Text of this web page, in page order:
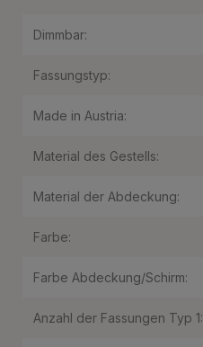
Dimmbar:
Fassungstyp:
Made in Austria:
Material des Gestells:
Material der Abdeckung:
Farbe:
Farbe Abdeckung/Schirm:
Anzahl der Fassungen Typ 1: